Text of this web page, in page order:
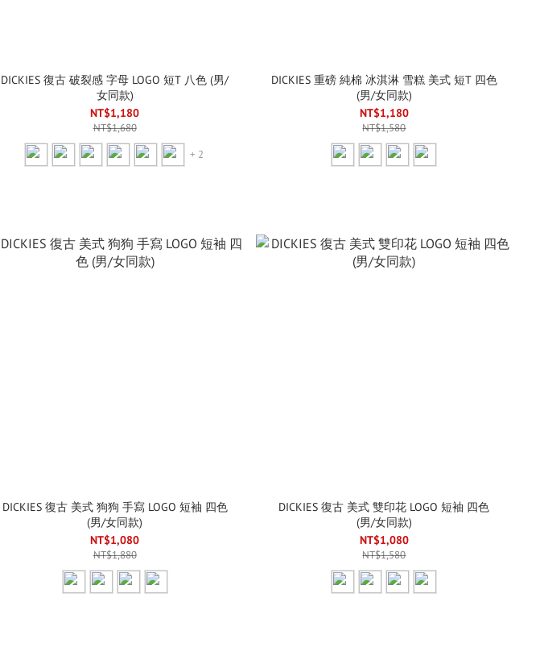
DICKIES 復古 破裂感 字母 LOGO 短T 八色 (男/
女同款)
NT$1,180
NT$1,680
+ 2
DICKIES 重磅 純棉 冰淇淋 雪糕 美式 短T 四色
(男/女同款)
NT$1,180
NT$1,580
DICKIES 復古 美式 狗狗 手寫 LOGO 短袖 四色
(男/女同款)
NT$1,080
NT$1,880
DICKIES 復古 美式 雙印花 LOGO 短袖 四色
(男/女同款)
NT$1,080
NT$1,580